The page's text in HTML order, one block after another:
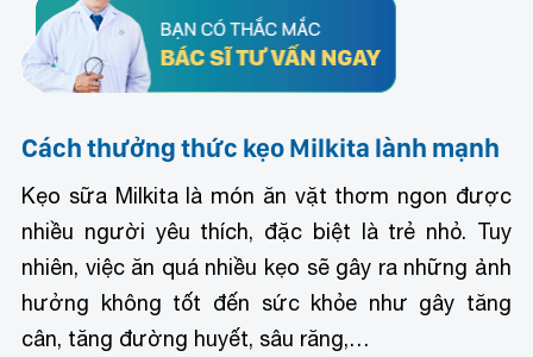
Cách thưởng thức kẹo Milkita lành mạnh
Kẹo sữa Milkita là món ăn vặt thơm ngon được
nhiều người yêu thích, đặc biệt là trẻ nhỏ. Tuy
nhiên, việc ăn quá nhiều kẹo sẽ gây ra những ảnh
hưởng không tốt đến sức khỏe như gây tăng
cân, tăng đường huyết, sâu răng,…